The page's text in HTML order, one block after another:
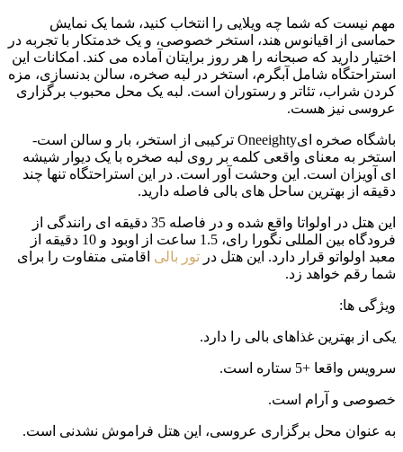
مهم نیست که شما چه ویلایی را انتخاب کنید، شما یک نمایش
حماسی از اقیانوس هند، استخر خصوصی، و یک خدمتکار با تجربه در
اختیار دارید که صبحانه را هر روز برایتان آماده می کند. امکانات این
استراحتگاه شامل آبگرم، استخر در لبه صخره، سالن بدنسازی، مزه
کردن شراب، تئاتر و رستوران است. لبه یک محل محبوب برگزاری
عروسی نیز هست.
باشگاه صخره ایOneeighty ترکیبی از استخر، بار و سالن است-
استخر به معنای واقعی کلمه بر روی لبه صخره با یک دیوار شیشه
ای آویزان است. این وحشت آور است. در این استراحتگاه تنها چند
دقیقه از بهترین ساحل های بالی فاصله دارید.
این هتل در اولواتا واقع شده و در فاصله 35 دقیقه ای رانندگی از
فرودگاه بین المللی نگورا رای، 1.5 ساعت از اوبود و 10 دقیقه از
معبد اولواتو قرار دارد. این هتل در تور بالی اقامتی متفاوت را برای
شما رقم خواهد زد.
ویژگی ها:
یکی از بهترین غذاهای بالی را دارد.
سرویس واقعا +5 ستاره است.
خصوصی و آرام است.
به عنوان محل برگزاری عروسی، این هتل فراموش نشدنی است.